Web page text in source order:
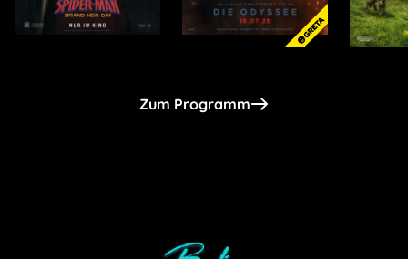
Zum Programm